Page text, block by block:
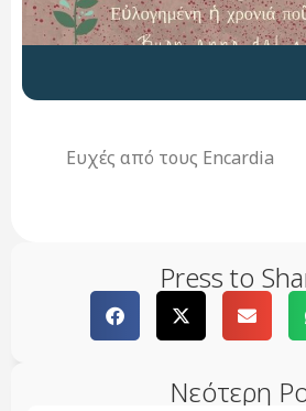
Ευχές από τους Encardia
Press to
Νεότερη